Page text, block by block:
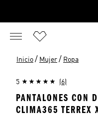
Inicio / Mujer / Ropa
5 (6)
PANTALONES CON
CLIMA365 TERREX